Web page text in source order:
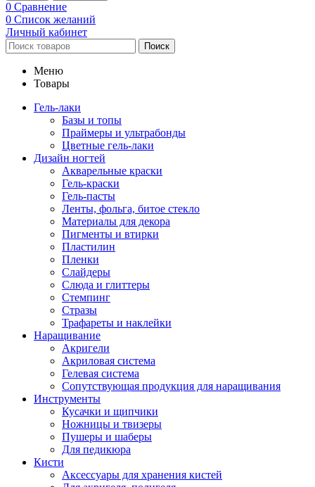
0 Сравнение
0 Список желаний
Личный кабинет
Поиск
Меню
Товары
Гель-лаки
Базы и топы
Праймеры и ультрабонды
Цветные гель-лаки
Дизайн ногтей
Акварельные краски
Гель-краски
Гель-пасты
Ленты, фольга, битое стекло
Материалы для декора
Пигменты и втирки
Пластилин
Пленки
Слайдеры
Слюда и глиттеры
Стемпинг
Стразы
Трафареты и наклейки
Наращивание
Акригели
Акриловая система
Гелевая система
Сопутствующая продукция для наращивания
Инструменты
Кусачки и щипчики
Ножницы и твизеры
Пушеры и шаберы
Для педикюра
Кисти
Аксессуары для хранения кистей